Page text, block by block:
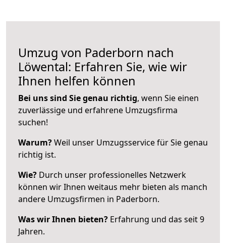
Umzug von Paderborn nach
Löwental: Erfahren Sie, wie wir
Ihnen helfen können
Bei uns sind Sie genau richtig, wenn Sie einen
zuverlässige und erfahrene Umzugsfirma
suchen!
Warum?Weil unser Umzugsservice für Sie genau
richtig ist.
Wie? Durch unser professionelles Netzwerk
können wir Ihnen weitaus mehr bieten als manch
andere Umzugsfirmen in Paderborn.
Was wir Ihnen bieten? Erfahrung und das seit 9
Jahren.